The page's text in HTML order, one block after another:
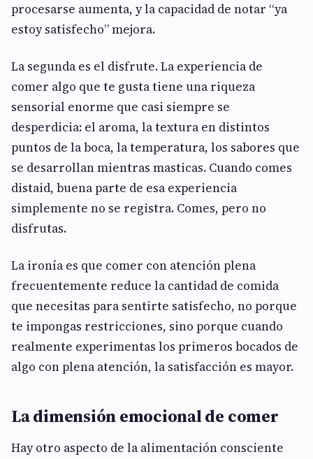
procesarse aumenta, y la capacidad de notar “ya
estoy satisfecho” mejora.
La segunda es el disfrute. La experiencia de
comer algo que te gusta tiene una riqueza
sensorial enorme que casi siempre se
desperdicia: el aroma, la textura en distintos
puntos de la boca, la temperatura, los sabores que
se desarrollan mientras masticas. Cuando comes
distaid, buena parte de esa experiencia
simplemente no se registra. Comes, pero no
disfrutas.
La ironía es que comer con atención plena
frecuentemente reduce la cantidad de comida
que necesitas para sentirte satisfecho, no porque
te impongas restricciones, sino porque cuando
realmente experimentas los primeros bocados de
algo con plena atención, la satisfacción es mayor.
La dimensión emocional de comer
Hay otro aspecto de la alimentación consciente